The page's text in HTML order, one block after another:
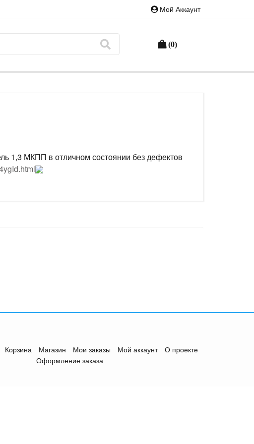
Мой Аккаунт
(0)
1,3 МКПП в отличном состоянии без дефектов
Корзина Магазин Мои заказы Мой аккаунт
О проекте
Оформление заказа